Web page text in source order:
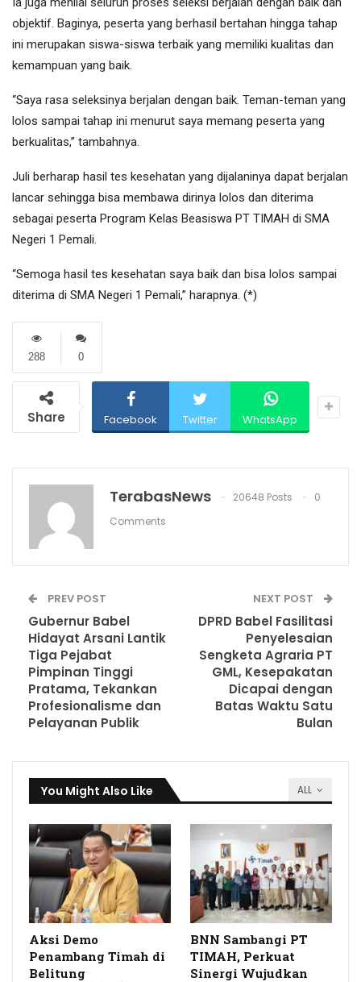
objektif. Baginya, peserta yang berhasil bertahan hingga tahap
ini merupakan siswa-siswa terbaik yang memiliki kualitas dan
kemampuan yang baik.
“Saya rasa seleksinya berjalan dengan baik. Teman-teman yang
lolos sampai tahap ini menurut saya memang peserta yang
berkualitas,” tambahnya.
Juli berharap hasil tes kesehatan yang dijalaninya dapat berjalan
lancar sehingga bisa membawa dirinya lolos dan diterima
sebagai peserta Program Kelas Beasiswa PT TIMAH di SMA
Negeri 1 Pemali.
“Semoga hasil tes kesehatan saya baik dan bisa lolos sampai
diterima di SMA Negeri 1 Pemali,” harapnya. (*)
0
288
Share Facebook Twitter WhatsApp
TerabasNews 20648 Posts
0
Comments
PREV POST
Gubernur Babel
Hidayat Arsani Lantik
Tiga Pejabat
Pimpinan Tinggi
Pratama, Tekankan
Profesionalisme dan
Pelayanan Publik
NEXT POST
DPRD Babel Fasilitasi
Penyelesaian
Sengketa Agraria PT
GML, Kesepakatan
Dicapai dengan
Batas Waktu Satu
Bulan
ALL
You Might Also Like
Aksi Demo
Penambang Timah di
Belitung
BNN Sambangi PT
TIMAH, Perkuat
Sinergi Wujudkan